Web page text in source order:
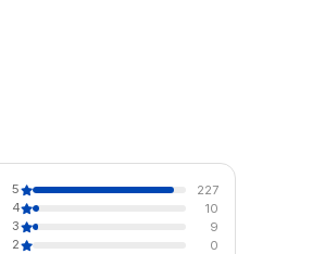
5
227
4
10
3
9
2
0